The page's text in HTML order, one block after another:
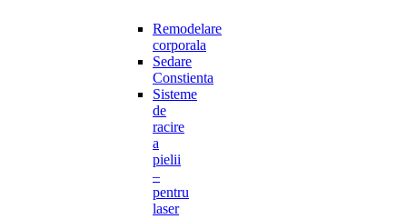
Remodelare
corporala
Sedare
Constienta
Sisteme
de
racire
a
pielii
–
pentru